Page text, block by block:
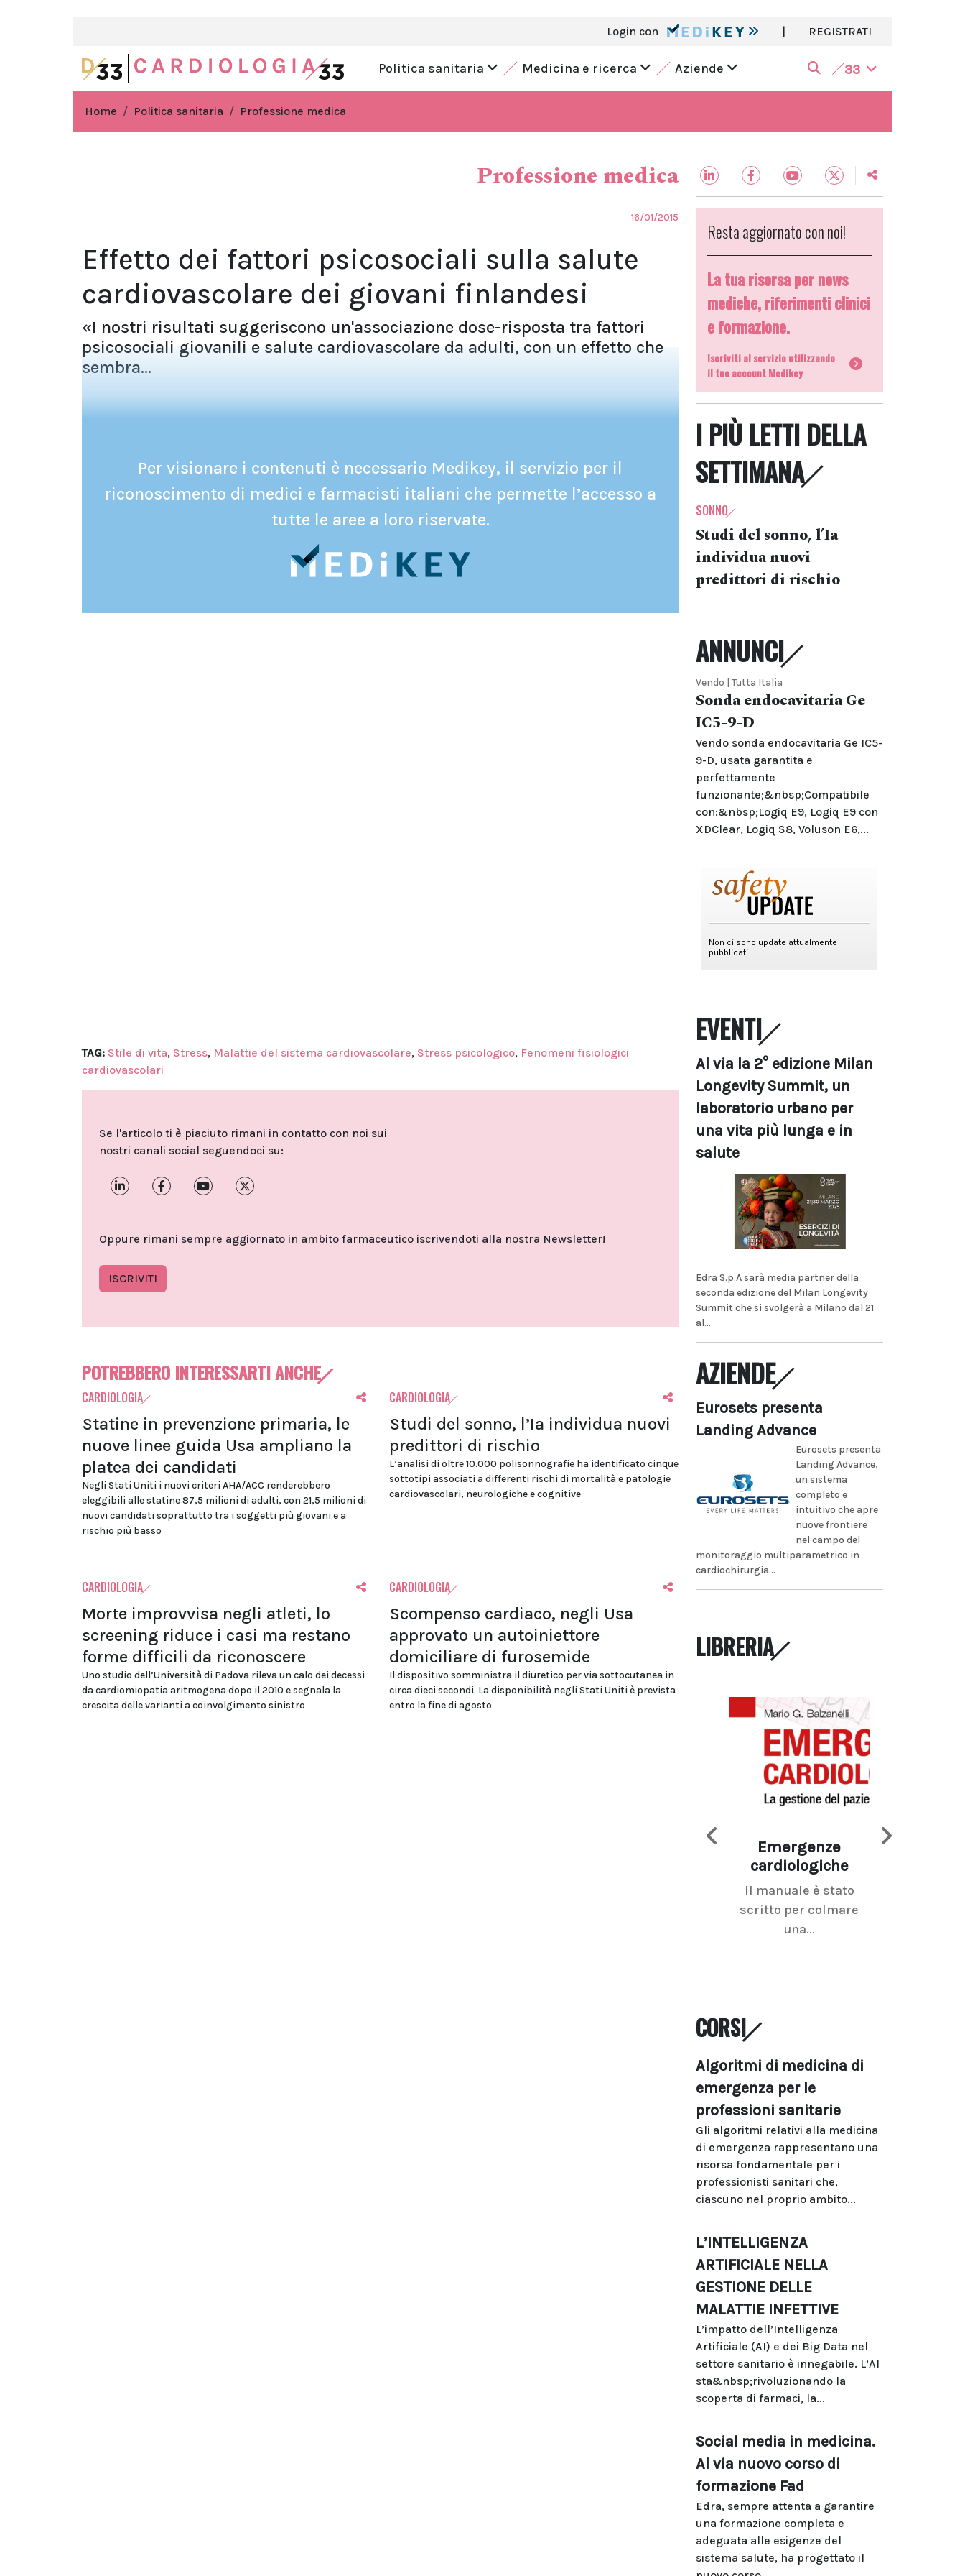
Login con | REGISTRATI
Politica sanitaria Medicina e ricerca Aziende 33
Home Politica sanitaria Professione medica
Professione medica
16/01/2015
Effetto dei fattori psicosociali sulla salute
cardiovascolare dei giovani finlandesi
«I nostri risultati suggeriscono un'associazione dose-risposta tra fattori
psicosociali giovanili e salute cardiovascolare da adulti, con un effetto che
sembra...
Per visionare i contenuti è necessario Medikey, il servizio per il
riconoscimento di medici e farmacisti italiani che permette l’accesso a
tutte le aree a loro riservate.
TAG: Stile di vita, Stress, Malattie del sistema cardiovascolare, Stress psicologico, Fenomeni fisiologici
cardiovascolari
Se l'articolo ti è piaciuto rimani in contatto con noi sui
nostri canali social seguendoci su:
Oppure rimani sempre aggiornato in ambito farmaceutico iscrivendoti alla nostra Newsletter!
ISCRIVITI
POTREBBERO INTERESSARTI ANCHE
CARDIOLOGIA
Statine in prevenzione primaria, le
nuove linee guida Usa ampliano la
platea dei candidati
Negli Stati Uniti i nuovi criteri AHA/ACC renderebbero
eleggibili alle statine 87,5 milioni di adulti, con 21,5 milioni di
nuovi candidati soprattutto tra i soggetti più giovani e a
rischio più basso
CARDIOLOGIA
Studi del sonno, l’Ia individua nuovi
predittori di rischio
L’analisi di oltre 10.000 polisonnografie ha identificato cinque
sottotipi associati a differenti rischi di mortalità e patologie
cardiovascolari, neurologiche e cognitive
CARDIOLOGIA
Morte improvvisa negli atleti, lo
screening riduce i casi ma restano
forme difficili da riconoscere
Uno studio dell’Università di Padova rileva un calo dei decessi
da cardiomiopatia aritmogena dopo il 2010 e segnala la
crescita delle varianti a coinvolgimento sinistro
CARDIOLOGIA
Scompenso cardiaco, negli Usa
approvato un autoiniettore
domiciliare di furosemide
Il dispositivo somministra il diuretico per via sottocutanea in
circa dieci secondi. La disponibilità negli Stati Uniti è prevista
entro la fine di agosto
Resta aggiornato con noi!
La tua risorsa per news
mediche, riferimenti clinici
e formazione.
Iscriviti al servizio utilizzando
il tuo account Medikey
I PIÙ LETTI DELLA
SETTIMANA
SONNO
Studi del sonno, l’Ia
individua nuovi
predittori di rischio
ANNUNCI
Vendo | Tutta Italia
Sonda endocavitaria Ge
IC5-9-D
Vendo sonda endocavitaria Ge IC5-
9-D, usata garantita e
perfettamente
funzionante;&nbsp;Compatibile
con:&nbsp;Logiq E9, Logiq E9 con
XDClear, Logiq S8, Voluson E6,...
EVENTI
Al via la 2° edizione Milan
Longevity Summit, un
laboratorio urbano per
una vita più lunga e in
salute
Edra S.p.A sarà media partner della
seconda edizione del Milan Longevity
Summit che si svolgerà a Milano dal 21
al...
AZIENDE
Eurosets presenta
Landing Advance
Eurosets presenta
Landing Advance,
un sistema
completo e
intuitivo che apre
nuove frontiere
nel campo del
monitoraggio multiparametrico in
cardiochirurgia...
LIBRERIA
Emergenze
cardiologiche
Il manuale è stato
scritto per colmare
una...
CORSI
Algoritmi di medicina di
emergenza per le
professioni sanitarie
Gli algoritmi relativi alla medicina
di emergenza rappresentano una
risorsa fondamentale per i
professionisti sanitari che,
ciascuno nel proprio ambito...
L’INTELLIGENZA
ARTIFICIALE NELLA
GESTIONE DELLE
MALATTIE INFETTIVE
L’impatto dell’Intelligenza
Artificiale (AI) e dei Big Data nel
settore sanitario è innegabile. L’AI
sta&nbsp;rivoluzionando la
scoperta di farmaci, la...
Social media in medicina.
Al via nuovo corso di
formazione Fad
Edra, sempre attenta a garantire
una formazione completa e
adeguata alle esigenze del
sistema salute, ha progettato il